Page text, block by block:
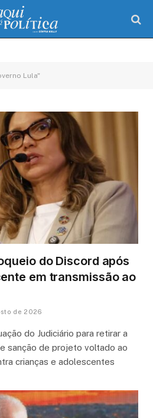
Lula"
do Discord após
em transmissão ao
de 2026
do Judiciário para retirar a
sanção de projeto voltado ao
crianças e adolescentes